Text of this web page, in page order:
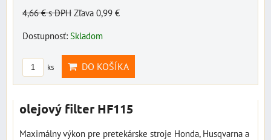
4,66 €s DPH Zľava 0,99 €
Dostupnosť: Skladom
ks DO KOŠÍKA
olejový filter HF115
Maximálny výkon pre pretekárske stroje Honda, Husqvarna a